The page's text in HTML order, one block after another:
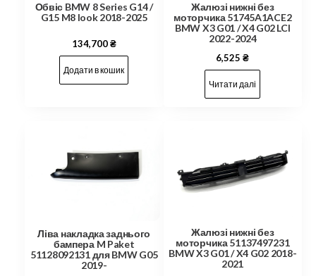
Обвіс BMW 8 Series G14 /
G15 M8 look 2018-2025
134,700₴
Додати в кошик
Жалюзі нижні без
моторчика 51745A1ACE2
BMW X3 G01 / X4 G02 LCI
2022-2024
6,525₴
Читати далі
Ліва накладка заднього
бампера M Paket
51128092131 для BMW G05
2019-
Жалюзі нижні без
моторчика 51137497231
BMW X3 G01 / X4 G02 2018-
2021